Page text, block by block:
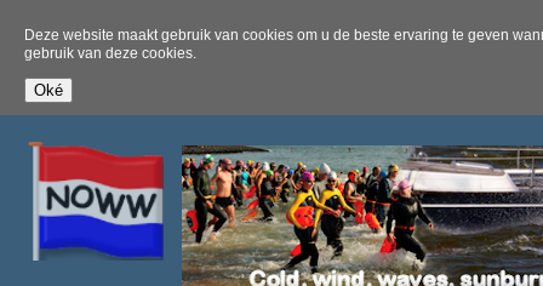
Deze website maakt gebruik van cookies om u de beste ervaring te geven
gebruik van deze cookies.